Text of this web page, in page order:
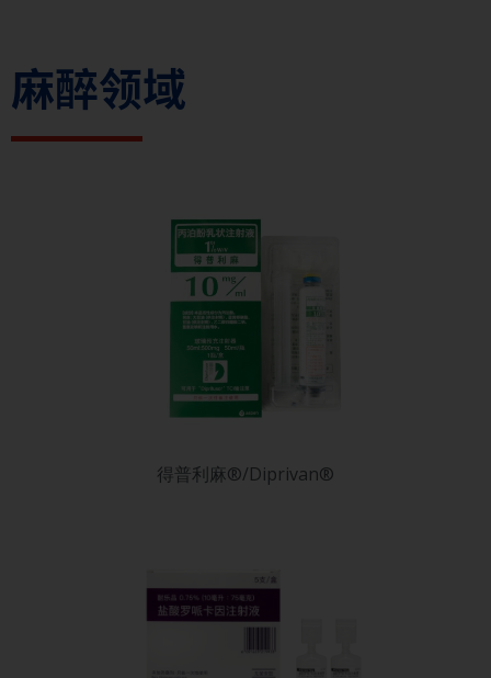
麻醉领域
得普利麻®/Diprivan®